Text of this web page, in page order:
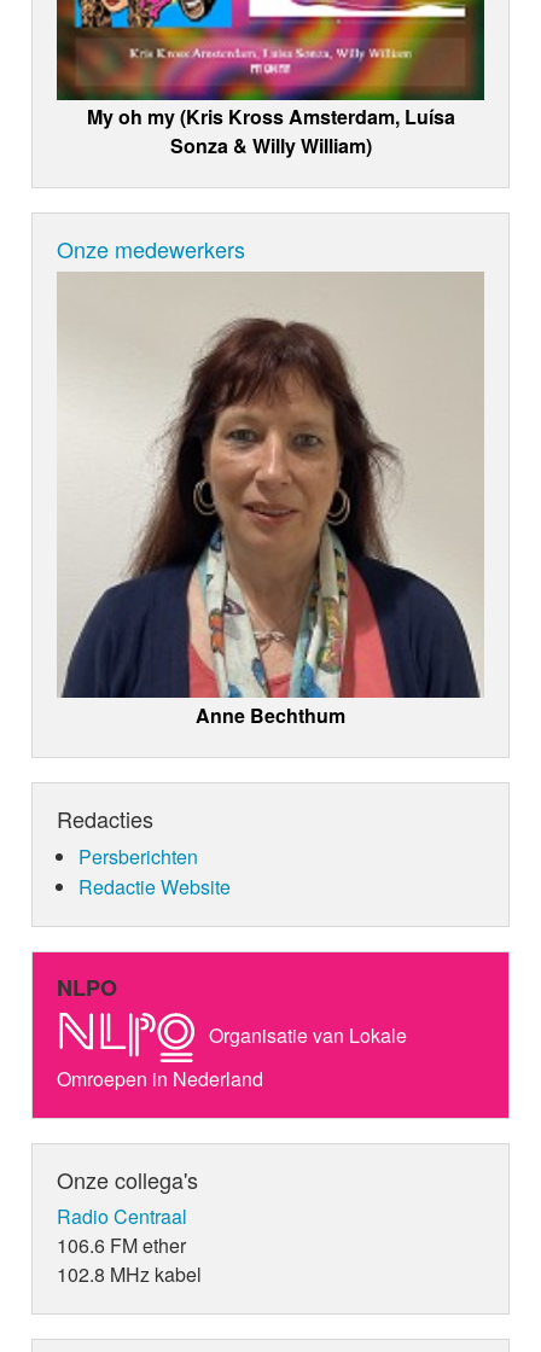
My oh my (Kris Kross Amsterdam, Luísa
Sonza & Willy William)
Onze medewerkers
Anne Bechthum
Redacties
Persberichten
Redactie Website
NLPO
Organisatie van Lokale
Omroepen in Nederland
Onze collega's
Radio Centraal
106.6 FM ether
102.8 MHz kabel